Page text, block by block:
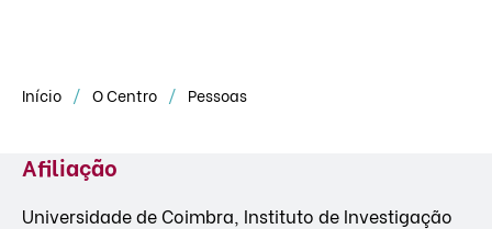
Início O Centro Pessoas
Afiliação
Universidade de Coimbra, Instituto de Investigação